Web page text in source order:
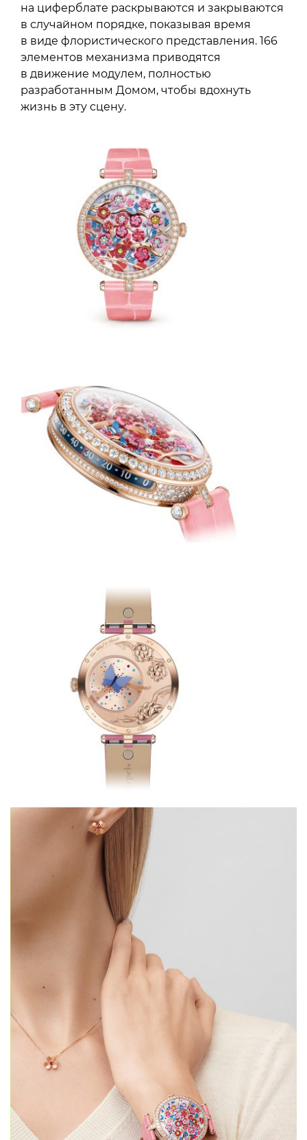
на циферблате раскрываются и закрываются
в случайном порядке, показывая время
в виде флористического представления. 166
элементов механизма приводятся
в движение модулем, полностью
разработанным Домом, чтобы вдохнуть
жизнь в эту сцену.